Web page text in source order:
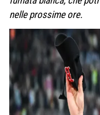
nelle prossime ore.